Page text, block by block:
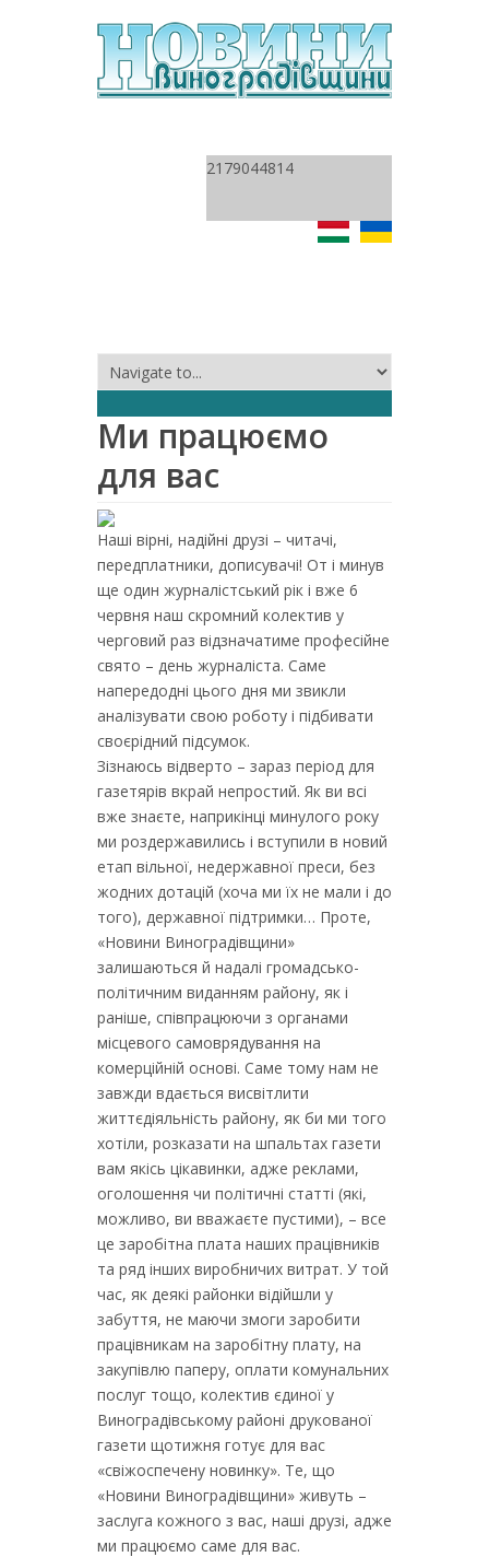
2179044814
Ми працюємо
для вас
Наші вірні, надійні друзі – читачі,
передплатники, дописувачі! От і минув
ще один журналістський рік і вже 6
червня наш скромний колектив у
черговий раз відзначатиме професійне
свято – день журналіста. Саме
напередодні цього дня ми звикли
аналізувати свою роботу і підбивати
своєрідний підсумок.
Зізнаюсь відверто – зараз період для
газетярів вкрай непростий. Як ви всі
вже знаєте, наприкінці минулого року
ми роздержавились і вступили в новий
етап вільної, недержавної преси, без
жодних дотацій (хоча ми їх не мали і до
того), державної підтримки… Проте,
«Новини Виноградівщини»
залишаються й надалі громадсько-
політичним виданням району, як і
раніше, співпрацюючи з органами
місцевого самоврядування на
комерційній основі. Саме тому нам не
завжди вдається висвітлити
життєдіяльність району, як би ми того
хотіли, розказати на шпальтах газети
вам якісь цікавинки, адже реклами,
оголошення чи політичні статті (які,
можливо, ви вважаєте пустими), – все
це заробітна плата наших працівників
та ряд інших виробничих витрат. У той
час, як деякі районки відійшли у
забуття, не маючи змоги заробити
працівникам на заробітну плату, на
закупівлю паперу, оплати комунальних
послуг тощо, колектив єдиної у
Виноградівському районі друкованої
газети щотижня готує для вас
«свіжоспечену новинку». Те, що
«Новини Виноградівщини» живуть –
заслуга кожного з вас, наші друзі, адже
ми працюємо саме для вас.